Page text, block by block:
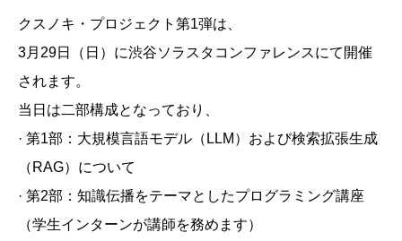
クスノキ・プロジェクト第1弾は、
3月29日（日）に渋谷ソラスタコンファレンスにて開催
されます。
当日は二部構成となっており、
· 第1部：大規模言語モデル（LLM）および検索拡張生成
（RAG）について
· 第2部：知識伝播をテーマとしたプログラミング講座
（学生インターンが講師を務めます）